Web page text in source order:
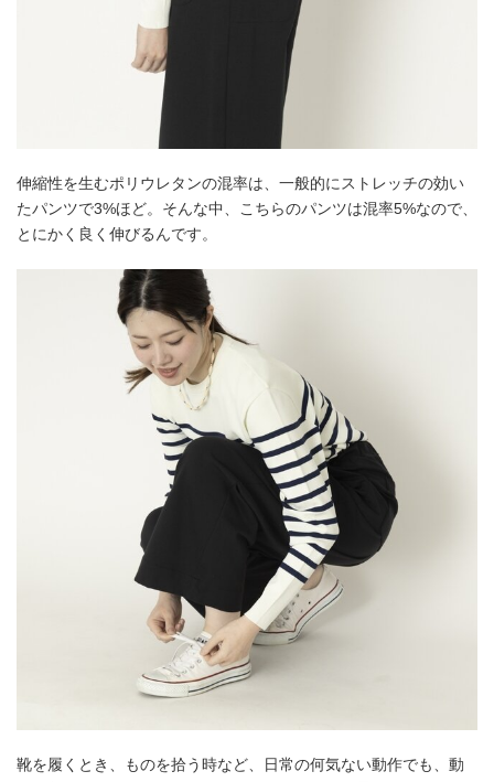
伸縮性を生むポリウレタンの混率は、一般的にストレッチの効い
たパンツで3%ほど。そんな中、こちらのパンツは混率5%なので、
とにかく良く伸びるんです。
靴を履くとき、ものを拾う時など、日常の何気ない動作でも、動